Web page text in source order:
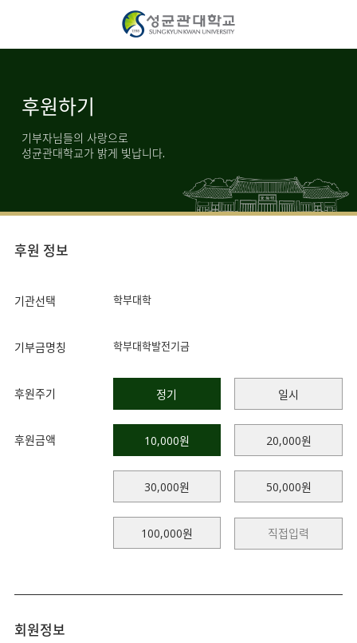
후원하기
기부자님들의 사랑으로
성균관대학교가 밝게 빛납니다.
후원 정보
기관선택 학부대학
기부금명칭 학부대학발전기금
후원주기 정기 일시
후원금액 10,000원 20,000원
30,000원 50,000원
100,000원
회원정보